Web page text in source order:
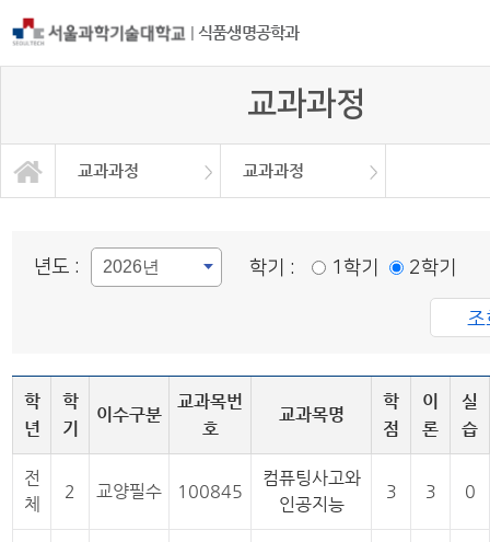
| 식품생명공학과
교과과정
교과과정 교과과정
학과소개
교과과정
학사정보
대학원
정보광장
커뮤니티
교과연계도
교과과정
교육목표
교과목개요
년도 : 학기 : 1학기 2학기
학
년
학
기
이수구분
교과목번
호
교과목명
학
점
이
론
실
습
전
체
2 교양필수 100845
컴퓨팅사고와
인공지능
3 3 0